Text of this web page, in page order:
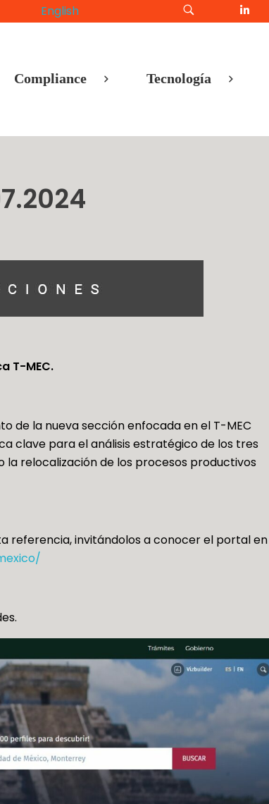
English
Compliance Tecnología
T-MEC.
de la nueva sección enfocada en el T-MEC
clave para el análisis estratégico de los tres
la relocalización de los procesos productivos
referencia, invitándolos a conocer el portal en